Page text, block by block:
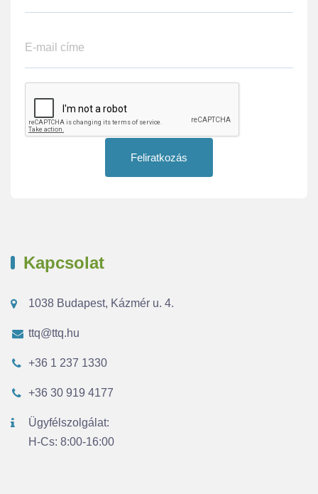
Feliratkozás
Kapcsolat
1038 Budapest, Kázmér u. 4.
ttq@ttq.hu
+36 1 237 1330
+36 30 919 4177
Ügyfélszolgálat:
H-Cs: 8:00-16:00